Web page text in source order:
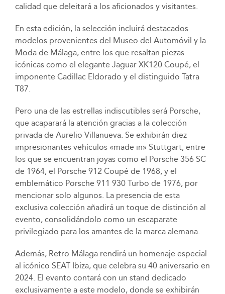
calidad que deleitará a los aficionados y visitantes.
En esta edición, la selección incluirá destacados
modelos provenientes del Museo del Automóvil y la
Moda de Málaga, entre los que resaltan piezas
icónicas como el elegante Jaguar XK120 Coupé, el
imponente Cadillac Eldorado y el distinguido Tatra
T87.
Pero una de las estrellas indiscutibles será Porsche,
que acaparará la atención gracias a la colección
privada de Aurelio Villanueva. Se exhibirán diez
impresionantes vehículos «made in» Stuttgart, entre
los que se encuentran joyas como el Porsche 356 SC
de 1964, el Porsche 912 Coupé de 1968, y el
emblemático Porsche 911 930 Turbo de 1976, por
mencionar solo algunos. La presencia de esta
exclusiva colección añadirá un toque de distinción al
evento, consolidándolo como un escaparate
privilegiado para los amantes de la marca alemana.
Además, Retro Málaga rendirá un homenaje especial
al icónico SEAT Ibiza, que celebra su 40 aniversario en
2024. El evento contará con un stand dedicado
exclusivamente a este modelo, donde se exhibirán